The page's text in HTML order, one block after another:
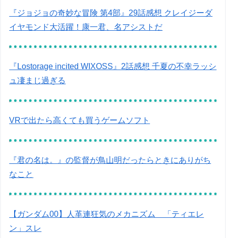
『ジョジョの奇妙な冒険 第4部』29話感想 クレイジーダ
イヤモンド大活躍！康一君、名アシストだ
『Lostorage incited WIXOSS』2話感想 千夏の不幸ラッシ
ュ凄まじ過ぎる
VRで出たら高くても買うゲームソフト
『君の名は。』の監督が鳥山明だったらときにありがち
なこと
【ガンダム00】人革連狂気のメカニズム 「ティエレ
ン」スレ